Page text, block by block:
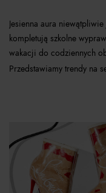
Jesienna aura
kompletują szkolne
wakacji do codziennych
Przedstawiamy trendy na